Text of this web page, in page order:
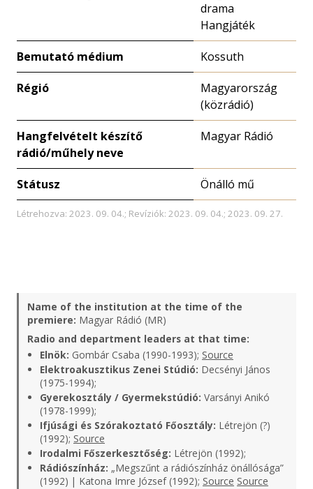
drama
Hangjáték
Bemutató médium Kossuth
Régió
Magyarország
(közrádió)
Hangfelvételt készítő
rádió/műhely neve
Magyar Rádió
Státusz Önálló mű
Létrehozva: 2023. 09. 04.; Revíziók: 2023. 09. 04.; 2023. 09. 27.
Name of the institution at the time of the
premiere: Magyar Rádió (MR)
Radio and department leaders at that time:
Elnök: Gombár Csaba (1990-1993); Source
Elektroakusztikus Zenei Stúdió: Decsényi János
(1975-1994);
Gyerekosztály / Gyermekstúdió: Varsányi Anikó
(1978-1999);
Ifjúsági és Szórakoztató Főosztály: Létrejön (?)
(1992); Source
Irodalmi Főszerkesztőség: Létrejön (1992);
Rádiószínház: „Megszűnt a rádiószínház önállósága”
(1992) | Katona Imre József (1992); Source Source